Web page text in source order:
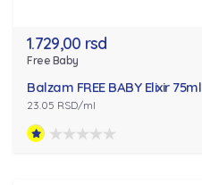
1.729,00 rsd
Free Baby
Balzam FREE BABY Elixir 75ml
23.05 RSD/ml